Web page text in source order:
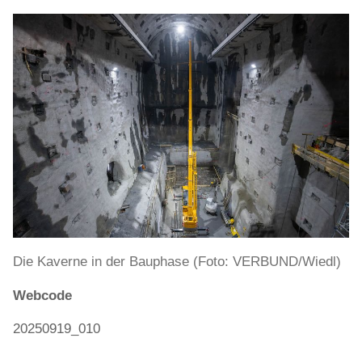
Die Kaverne in der Bauphase (Foto: VERBUND/Wiedl)
Webcode
20250919_010